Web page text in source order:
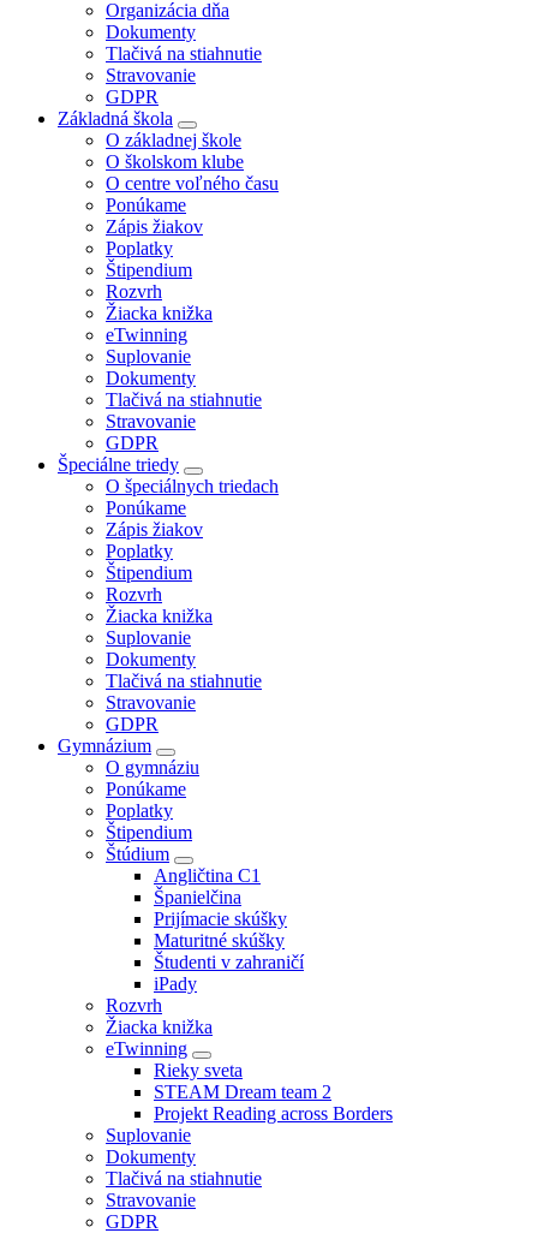
Organizácia dňa
Dokumenty
Tlačivá na stiahnutie
Stravovanie
GDPR
Základná škola
O základnej škole
O školskom klube
O centre voľného času
Ponúkame
Zápis žiakov
Poplatky
Štipendium
Rozvrh
Žiacka knižka
eTwinning
Suplovanie
Dokumenty
Tlačivá na stiahnutie
Stravovanie
GDPR
Špeciálne triedy
O špeciálnych triedach
Ponúkame
Zápis žiakov
Poplatky
Štipendium
Rozvrh
Žiacka knižka
Suplovanie
Dokumenty
Tlačivá na stiahnutie
Stravovanie
GDPR
Gymnázium
O gymnáziu
Ponúkame
Poplatky
Štipendium
Štúdium
Angličtina C1
Španielčina
Prijímacie skúšky
Maturitné skúšky
Študenti v zahraničí
iPady
Rozvrh
Žiacka knižka
eTwinning
Rieky sveta
STEAM Dream team 2
Projekt Reading across Borders
Suplovanie
Dokumenty
Tlačivá na stiahnutie
Stravovanie
GDPR